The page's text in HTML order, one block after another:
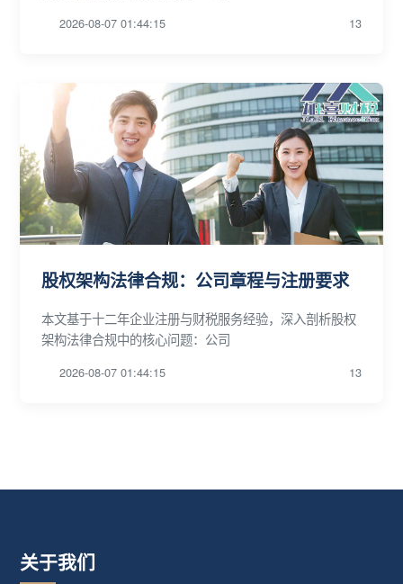
2026-08-07 01:44:15 13
股权架构法律合规：公司章程与注册要求
本文基于十二年企业注册与财税服务经验，深入剖析股权
架构法律合规中的核心问题：公司
2026-08-07 01:44:15 13
关于我们